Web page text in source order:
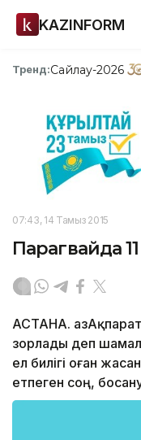
KAZINFORM
Тренд:Сайлау-2026
07:43, 14 Тамыз 2015
Парагвайда
АСТАНА.
зорлады деп
ел билігі оған
етпеген соң,